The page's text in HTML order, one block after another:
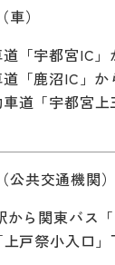
）
道「宇都宮IC」
道「鹿沼IC」か
車道「宇都宮
公共交通機関）
から関東バス
戸祭小入口